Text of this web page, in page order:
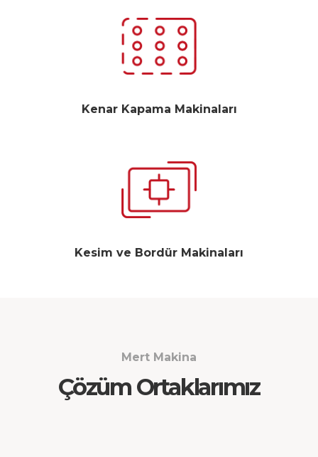
Kenar Kapama Makinaları
Kesim ve Bordür Makinaları
Mert Makina
Çözüm Ortaklarımız